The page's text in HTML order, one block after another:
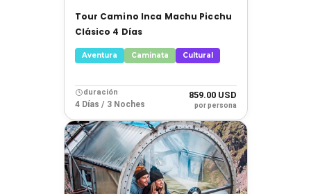
Tour Camino Inca Machu Picchu
Clásico 4 Días
Aventura Caminata Cultural
duración
4 Días / 3 Noches
859.00 USD
por persona